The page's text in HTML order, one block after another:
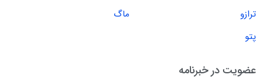
ترازو
ماگ
پتو
عضویت در خبرنامه